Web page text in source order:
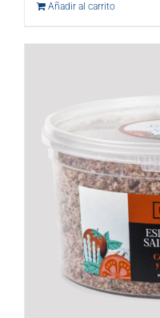
Añadir al carrito